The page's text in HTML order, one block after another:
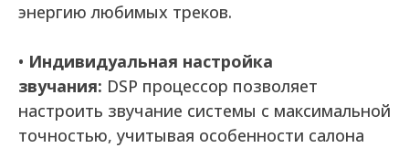
энергию любимых треков.
• Индивидуальная настройка
звучания: DSP процессор позволяет
настроить звучание системы с максимальной
точностью, учитывая особенности салона